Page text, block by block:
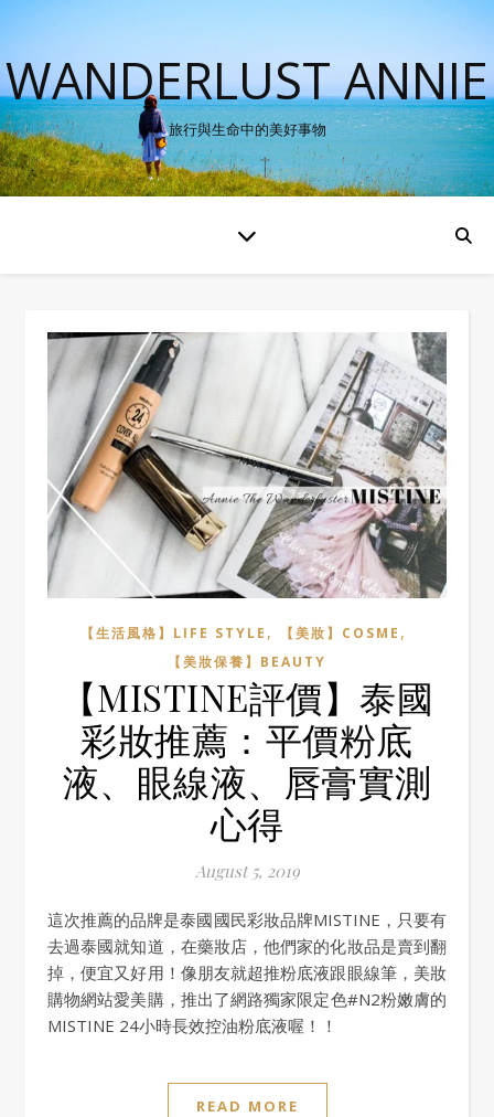
WANDERLUST ANNIE
旅行與生命中的美好事物
【生活風格】LIFE STYLE , 【美妝】COSME ,
【美妝保養】BEAUTY
【MISTINE評價】泰國
彩妝推薦：平價粉底
液、眼線液、唇膏實測
心得
August 5, 2019
這次推薦的品牌是泰國國民彩妝品牌MISTINE，只要有
去過泰國就知道，在藥妝店，他們家的化妝品是賣到翻
掉，便宜又好用！像朋友就超推粉底液跟眼線筆，美妝
購物網站愛美購，推出了網路獨家限定色#N2粉嫩膚的
MISTINE 24小時長效控油粉底液喔！！
READ MORE